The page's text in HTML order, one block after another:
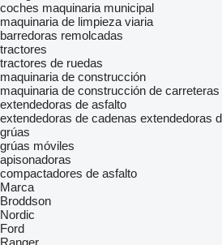
coches maquinaria municipal
maquinaria de limpieza viaria
barredoras remolcadas
tractores
tractores de ruedas
maquinaria de construcción
maquinaria de construcción de carreteras
extendedoras de asfalto
extendedoras de cadenas extendedoras
grúas
grúas móviles
apisonadoras
compactadores de asfalto
Marca
Broddson
Nordic
Ford
Ranger